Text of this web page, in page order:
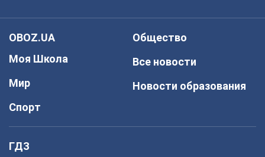
OBOZ.UA
Моя Школа
Мир
Спорт
Общество
Все новости
Новости образования
ГДЗ